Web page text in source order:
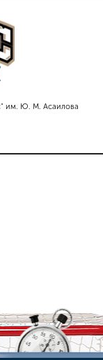
им. Ю. М. Асаилова